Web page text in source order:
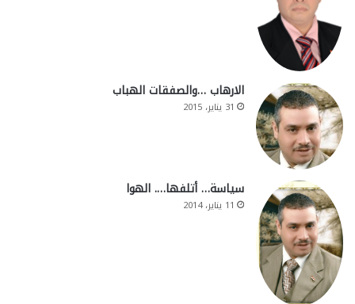
الارهاب …والصفقات الهباب
31 يناير، 2015
سياسة… أتلفها…. الهوا
11 يناير، 2014